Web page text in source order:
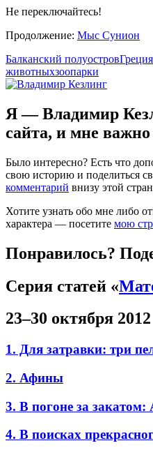
Не переключайтесь!
Продолжение: Мыс Сунион
Балканский полуостровГреция
животныхзоопарки
Я — Владимир
сайта, и мне
Было интересно? Есть что
свою историю и поделиться
комментарий внизу этой
Хотите узнать обо мне либо
характера — посетите мою
Понравилось?
Серия статей «
23–30 октября 2012
1. Для затравки: три
2. Афины
3. В погоне за
4. В поисках